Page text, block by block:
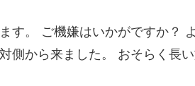
側から来ま